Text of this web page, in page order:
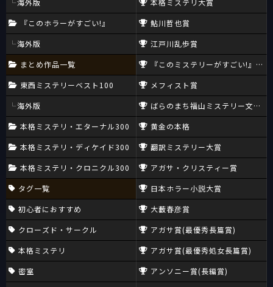
海外版
『このホラーがすごい!』
海外版
まとめ作品一覧
東西ミステリーベスト100
海外版
本格ミステリ・エターナル300
本格ミステリ・ディケイド300
本格ミステリ・クロニクル300
タグ一覧
初心者におすすめ
クローズド・サークル
本格ミステリ
密室
本格ミステリ大賞
鮎川哲也賞
江戸川乱歩賞
『このミステリーがすごい!』大賞
メフィスト賞
ばらのまち福山ミステリー文学新
黄金の本格
翻訳ミステリー大賞
アガサ・クリスティー賞
日本ホラー小説大賞
大藪春彦賞
アガサ賞(最優秀長篇賞)
アガサ賞(最優秀処女長篇賞)
アンソニー賞(長編賞)